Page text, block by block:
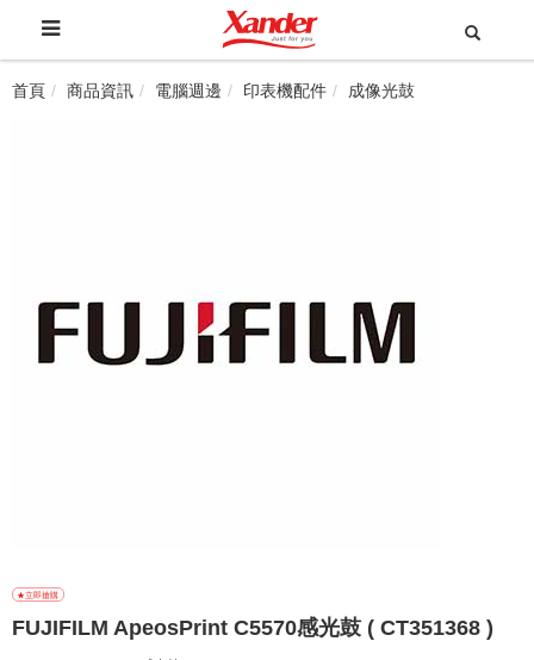
首頁 商品資訊 電腦週邊 印表機配件 成像光鼓
FUJIFILM ApeosPrint C5570感光鼓 ( CT351368 )